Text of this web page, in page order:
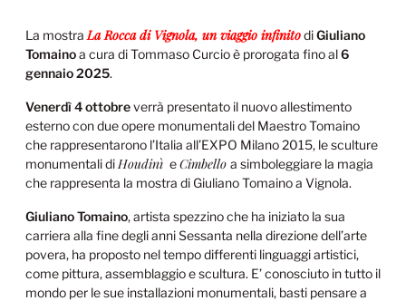
La mostra La Rocca di Vignola, un viaggio infinitodiGiuliano
Tomainoa cura di Tommaso Curcio è prorogata fino al6
gennaio 2025.
Venerdì 4 ottobreverrà presentato il nuovo allestimento
esterno con due opere monumentali del Maestro Tomaino
che rappresentarono l’Italia all’EXPO Milano 2015, le sculture
monumentali di Houdinì eCimbello a simboleggiare la magia
che rappresenta la mostra di Giuliano Tomaino a Vignola.
Giuliano Tomaino, artista spezzino che ha iniziato la sua
carriera alla fine degli anni Sessanta nella direzione dell’arte
povera, ha proposto nel tempo differenti linguaggi artistici,
come pittura, assemblaggio e scultura. E’ conosciuto in tutto il
mondo per le sue installazioni monumentali, basti pensare a